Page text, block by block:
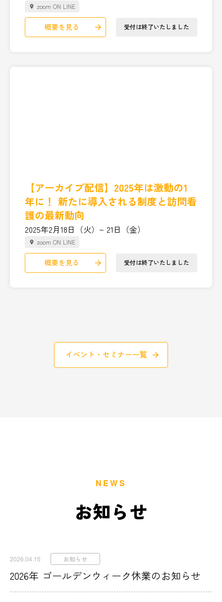
place zoom ON LINE
概要を見る arrow_forward 受付は終了いたしました
【アーカイブ配信】2025年は激動の1
年に！ 新たに導入される制度と訪問看
護の最新動向
2025年2月18日（火）~ 21日（金）
place zoom ON LINE
概要を見る arrow_forward 受付は終了いたしました
イベント・セミナー一覧 arrow_forward
NEWS
お知らせ
2026.04.15 お知らせ
2026年 ゴールデンウィーク休業のお知らせ